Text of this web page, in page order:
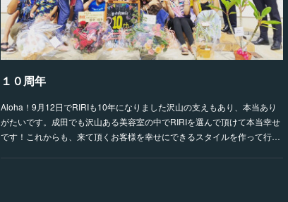
１０周年
Aloha！9月12日でRIRIも10年になりました沢山の支えもあり、本当あり
がたいです。成田でも沢山ある美容室の中でRIRIを選んで頂けて本当幸せ
です！これからも、来て頂くお客様を幸せにできるスタイルを作って行…